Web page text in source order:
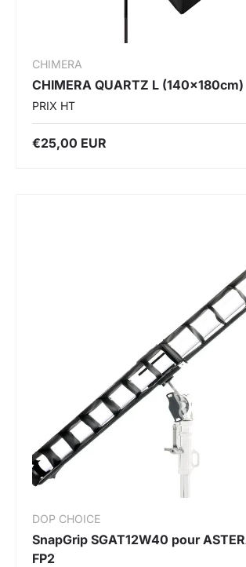
CHIMERA
CHIMERA QUARTZ L (140x180cm)
PRIX HT
€25,00 EUR
DOP CHOICE
SnapGrip SGAT12W40 pour
FP2